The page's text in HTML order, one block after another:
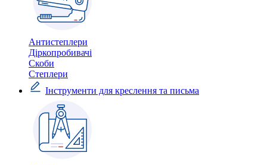
Антистеплери
Діркопробивачі
Скоби
Степлери
Інструменти для креслення та письма